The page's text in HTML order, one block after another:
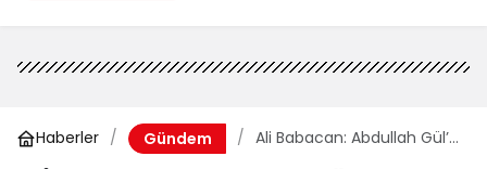
Haberler Gündem
Ali Babacan: Abdullah Gül’e